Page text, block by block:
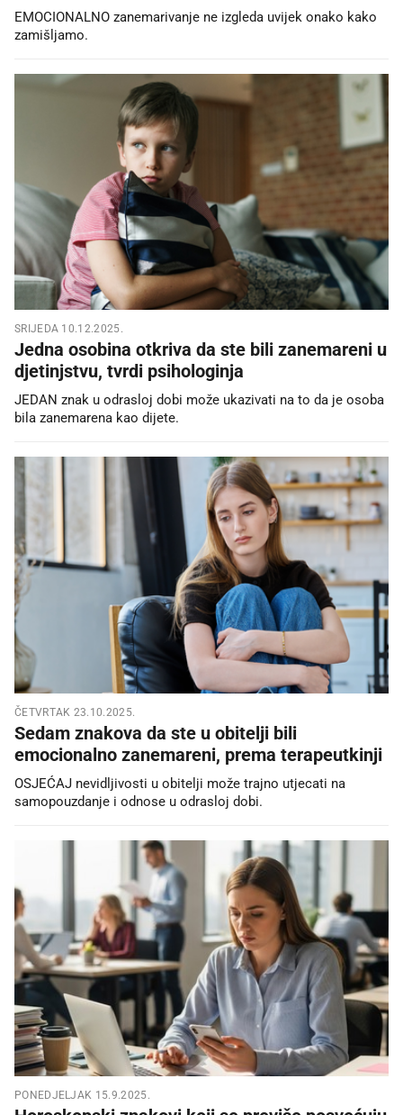
EMOCIONALNO zanemarivanje ne izgleda uvijek onako kako
zamišljamo.
SRIJEDA 10.12.2025.
Jedna osobina otkriva da ste bili zanemareni u
djetinjstvu, tvrdi psihologinja
JEDAN znak u odrasloj dobi može ukazivati na to da je osoba
bila zanemarena kao dijete.
ČETVRTAK 23.10.2025.
Sedam znakova da ste u obitelji bili
emocionalno zanemareni, prema terapeutkinji
OSJEĆAJ nevidljivosti u obitelji može trajno utjecati na
samopouzdanje i odnose u odrasloj dobi.
PONEDJELJAK 15.9.2025.